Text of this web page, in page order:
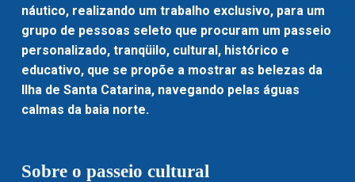
náutico, realizando um trabalho exclusivo, para um
grupo de pessoas seleto que procuram um passeio
personalizado, tranqüilo, cultural, histórico e
educativo, que se propõe a mostrar as belezas da
Ilha de Santa Catarina, navegando pelas águas
calmas da baia norte.
Sobre o passeio cultural